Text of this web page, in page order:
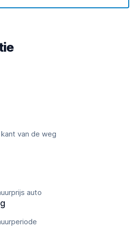
van de weg
auto